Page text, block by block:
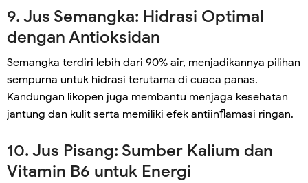
9. Jus Semangka: Hidrasi Optimal
dengan Antioksidan
Semangka terdiri lebih dari 90% air, menjadikannya pilihan
sempurna untuk hidrasi terutama di cuaca panas.
Kandungan likopen juga membantu menjaga kesehatan
jantung dan kulit serta memiliki efek antiinflamasi ringan.
10. Jus Pisang: Sumber Kalium dan
Vitamin B6 untuk Energi